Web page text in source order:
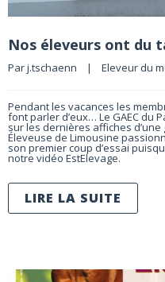
Nos éleveurs ont du
Par j.tschaenn | Eleveur du
Pendant les vacances les
font parler d’eux… Le GAEC du
sur les dernières affiches
Éleveuse de Limousine
son premier coup d’essai
notre vidéo EstElevage.
LIRE LA SUITE